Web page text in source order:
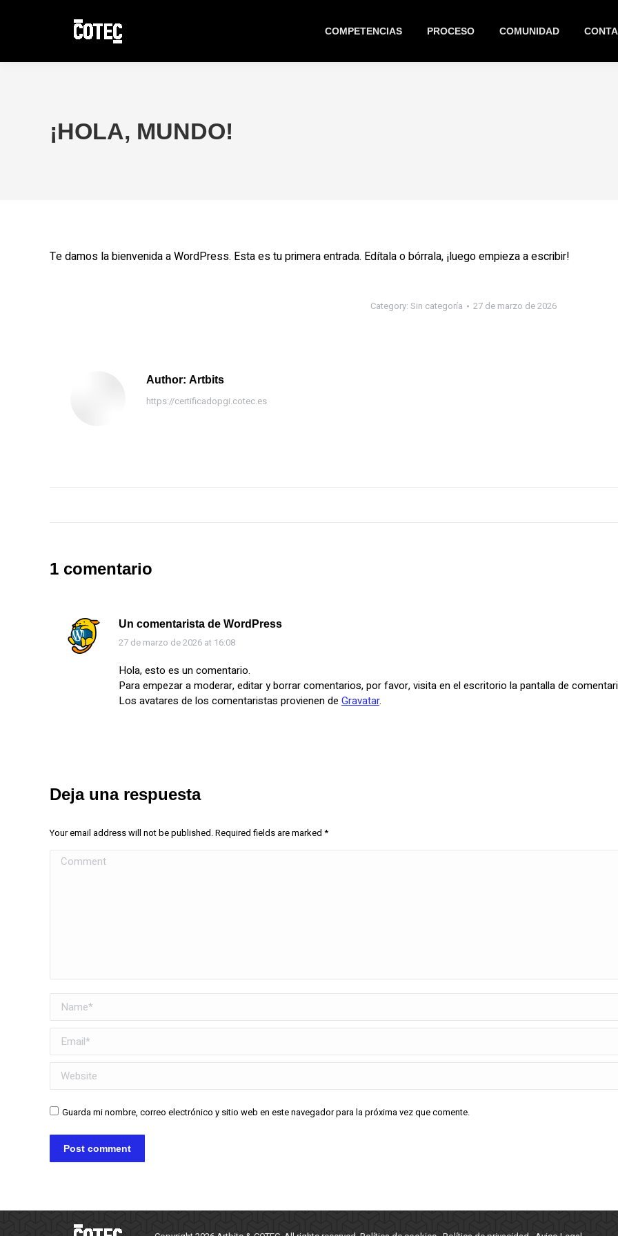
COMPETENCIAS PROCESO COMUNIDAD
¡HOLA, MUNDO!
Te damos la bienvenida a WordPress. Esta es tu primera entrada. Edítala o bórrala, ¡luego empieza a escribir!
Category: Sin categoría 27 de marzo de 2026
Author: Artbits
https://certificadopgi.cotec.es
1 comentario
Un comentarista de WordPress
says:
27 de marzo de 2026 at 16:08
Hola, esto es un comentario.
Para empezar a moderar, editar y borrar comentarios, por favor, visita en el escritorio la pantalla de
Los avatares de los comentaristas provienen de Gravatar.
Deja una respuesta
Your email address will not be published. Required fields are marked *
Comment
Name *
Email *
Website
Guarda mi nombre, correo electrónico y sitio web en este navegador para la próxima vez que comente.
Post comment